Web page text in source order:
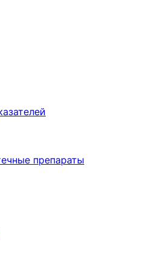
препараты